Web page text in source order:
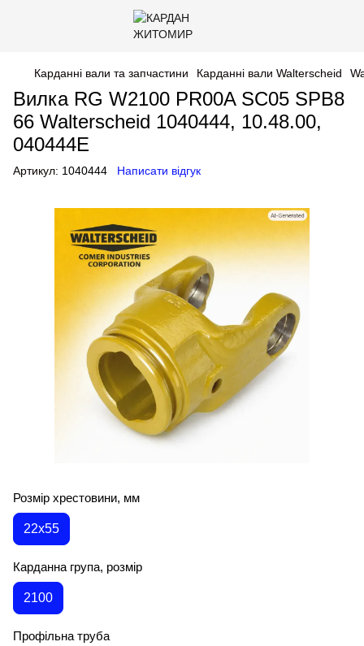
Карданні вали та запчастини Карданні вали Walterscheid
Вилка RG W2100 PR00A SC05 SPB8
66 Walterscheid 1040444, 10.48.00,
040444E
Артикул: 1040444 Написати відгук
Розмір хрестовини, мм
22х55
Карданна група, розмір
2100
Профільна труба